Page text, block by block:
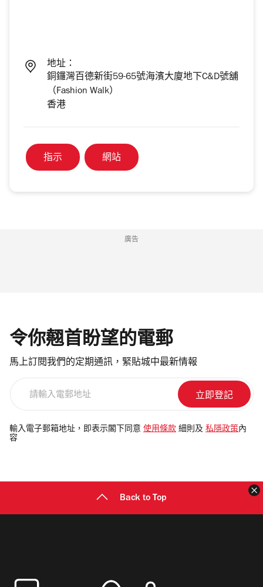
地址：
銅鑼灣百德新街59-65號海濱大廈地下C&D號舖
（Fashion Walk）
香港
指示 網站
廣告
令你翹首盼望的電郵
馬上訂閱我們的定期通訊，緊貼城中最新情報
電
郵
輸入電子郵箱地址，即表示閣下同意 使用條款 細則及 私隱政策 內
容
Back to Top